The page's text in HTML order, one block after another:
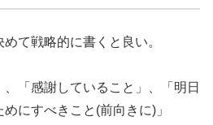
て戦略的に書くと良い。
、「感謝していること」、「明日
にすべきこと(前向きに)」